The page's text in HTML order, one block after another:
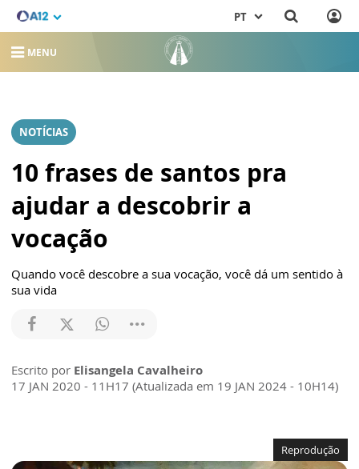
PT
MENU
NOTÍCIAS
10 frases de santos pra
ajudar a descobrir a
vocação
Quando você descobre a sua vocação, você dá um sentido à
sua vida
Escrito por Elisangela Cavalheiro
17 JAN 2020 - 11H17 (Atualizada em 19 JAN 2024 - 10H14)
Reprodução